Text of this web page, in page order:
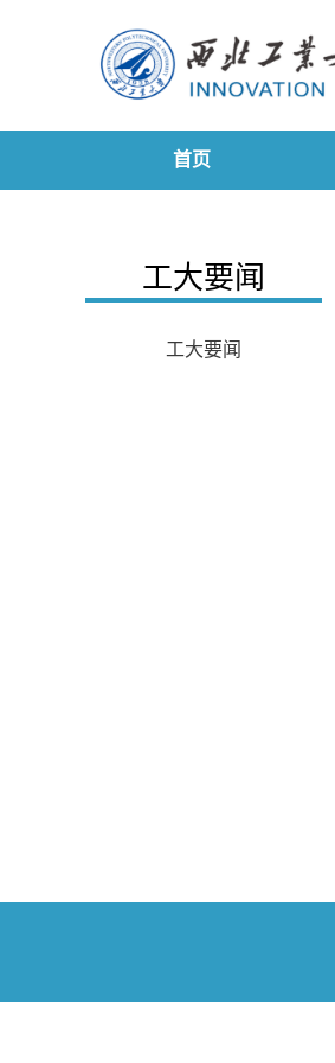
首页
工大要闻
工大要闻